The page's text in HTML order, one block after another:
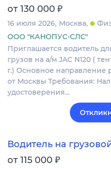
от 130 000 ₽
16 июля 2026 Москва
ООО "КАНОПУС-СЛС"
Приглашается водитель
грузов на а/м JAC N120 (
г.) Основное направление
от Москвы Требования:
удостоверения…
Водитель на
от 115 000 ₽